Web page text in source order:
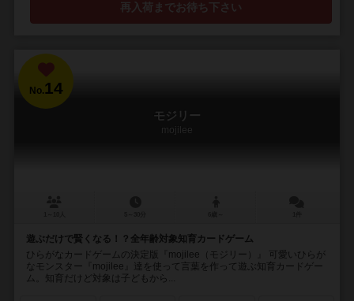
再入荷までお待ち下さい
No.14
モジリー
mojilee
遊ぶだけで賢くなる！？全年齢対象知育カードゲーム
ひらがなカードゲームの決定版『mojilee（モジリー）』 可愛いひらが
なモンスター『mojilee』達を使って言葉を作って遊ぶ知育カードゲー
ム。知育だけど対象は子どもから...